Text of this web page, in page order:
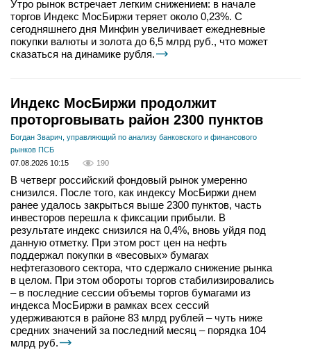
Утро рынок встречает легким снижением: в начале
торгов Индекс МосБиржи теряет около 0,23%. С
сегодняшнего дня Минфин увеличивает ежедневные
покупки валюты и золота до 6,5 млрд руб., что может
сказаться на динамике рубля.
Индекс МосБиржи продолжит
проторговывать район 2300 пунктов
Богдан Зварич, управляющий по анализу банковского и финансового
рынков ПСБ
07.08.2026 10:15
190
В четверг российский фондовый рынок умеренно
снизился. После того, как индексу МосБиржи днем
ранее удалось закрыться выше 2300 пунктов, часть
инвесторов перешла к фиксации прибыли. В
результате индекс снизился на 0,4%, вновь уйдя под
данную отметку. При этом рост цен на нефть
поддержал покупки в «весовых» бумагах
нефтегазового сектора, что сдержало снижение рынка
в целом. При этом обороты торгов стабилизировались
– в последние сессии объемы торгов бумагами из
индекса МосБиржи в рамках всех сессий
удерживаются в районе 83 млрд рублей – чуть ниже
средних значений за последний месяц – порядка 104
млрд руб.